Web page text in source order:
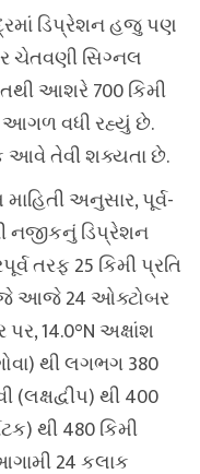
ડિપ્રેશન હજુ પણ
ચેતવણી સિગ્નલ
આશરે 700 કિમી
આગળ વધી રહ્યું છે.
આવે તેવી શક્યતા છે.
અનુસાર, પૂર્વ-
નજીકનું ડિપ્રેશન
તરફ 25 કિમી પ્રતિ
આજે 24 ઓક્ટોબર
14.0°N અક્ષાંશ
થી લગભગ 380
(લક્ષદ્વીપ) થી 400
થી 480 કિમી
24 કલાક